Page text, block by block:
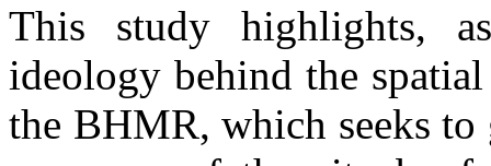
This study highlights,
ideology behind the
the BHMR, which seeks to